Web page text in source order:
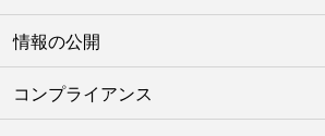
情報の公開
コンプライアンス